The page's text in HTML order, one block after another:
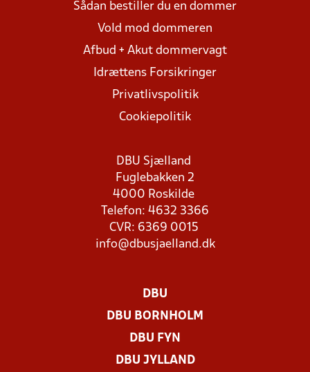
Sådan bestiller du en dommer
Vold mod dommeren
Afbud + Akut dommervagt
Idrættens Forsikringer
Privatlivspolitik
Cookiepolitik
DBU Sjælland
Fuglebakken 2
4000 Roskilde
Telefon: 4632 3366
CVR: 6369 0015
info@dbusjaelland.dk
DBU
DBU BORNHOLM
DBU FYN
DBU JYLLAND